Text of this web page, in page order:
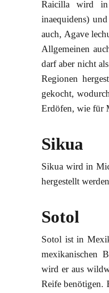
Raicilla wird in
inaequidens)
auch, Agave
Allgemeinen
darf aber nicht
Regionen
gekocht,
Erdöfen, wie für
Sikua
Sikua wird in
hergestellt
Sotol
Sotol ist in
mexikanischen
wird er aus
Reife benötigen.